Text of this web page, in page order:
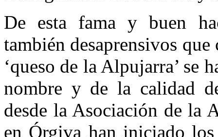
De esta fama y buen
también desaprensivos
‘queso de la Alpujarra’ se
nombre y de la calidad
desde la Asociación de la
en Órgiva han iniciado